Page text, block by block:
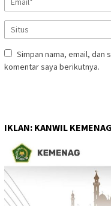
Simpan nama, email, dan
komentar saya berikutnya.
IKLAN: KANWIL